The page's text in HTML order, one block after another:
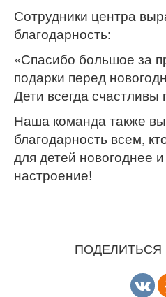
Сотрудники центра
благодарность:
«Спасибо большое за
подарки перед
Дети всегда счастливы
Наша команда также
благодарность всем,
для детей новогоднее
настроение!